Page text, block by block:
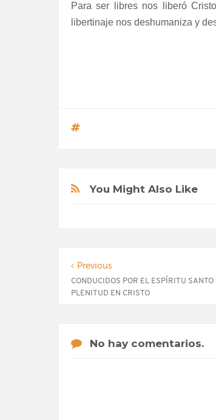
Para ser libres nos liberó
libertinaje nos deshumaniza y
You Might Also Like
Previous
CONDUCIDOS POR EL ESPÍRITU SANTO
PLENITUD EN CRISTO
No hay comentarios.